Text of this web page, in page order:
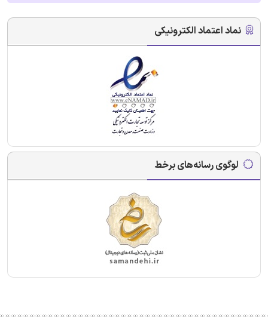
نماد اعتماد الکترونیکی
لوگوی رسانه‌های برخط